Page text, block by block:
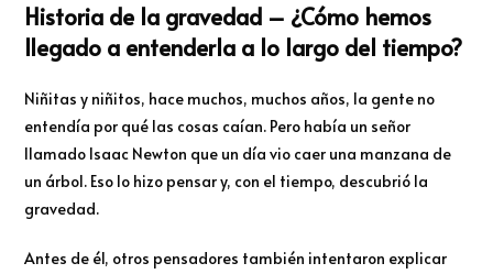
Historia de la gravedad – ¿Cómo hemos
llegado a entenderla a lo largo del tiempo?
Niñitas y niñitos, hace muchos, muchos años, la gente no
entendía por qué las cosas caían. Pero había un señor
llamado Isaac Newton que un día vio caer una manzana de
un árbol. Eso lo hizo pensar y, con el tiempo, descubrió la
gravedad.
Antes de él, otros pensadores también intentaron explicar